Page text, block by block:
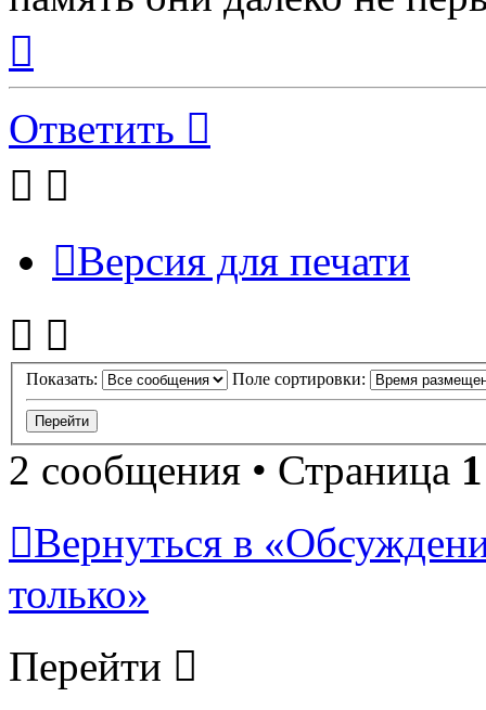
началу
Ответить
Версия для печати
Показать: Поле сортировки:
2 сообщения • Страница 1
Вернуться в
только»
Перейти